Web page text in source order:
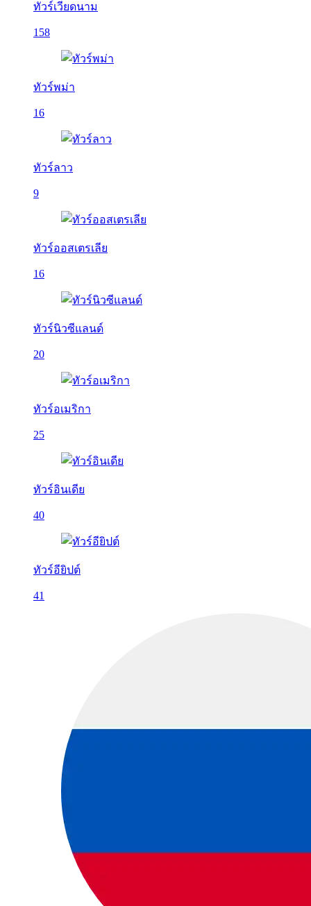
ทัวร์เวียดนาม
158
ทัวร์พม่า
16
ทัวร์ลาว
9
ทัวร์ออสเตรเลีย
16
ทัวร์นิวซีแลนด์
20
ทัวร์อเมริกา
25
ทัวร์อินเดีย
40
ทัวร์อียิปต์
41